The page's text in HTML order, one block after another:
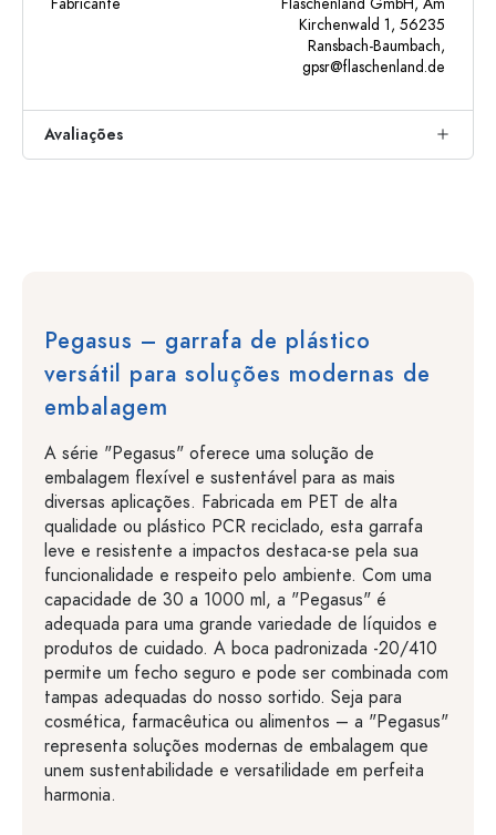
Kirchenwald 1, 56235
Ransbach-Baumbach,
gpsr@flaschenland.de
Avaliações
Pegasus – garrafa de plástico
versátil para soluções modernas de
embalagem
A série "Pegasus" oferece uma solução de
embalagem flexível e sustentável para as mais
diversas aplicações. Fabricada em PET de alta
qualidade ou plástico PCR reciclado, esta garrafa
leve e resistente a impactos destaca-se pela sua
funcionalidade e respeito pelo ambiente. Com uma
capacidade de 30 a 1000 ml, a "Pegasus" é
adequada para uma grande variedade de líquidos e
produtos de cuidado. A boca padronizada -20/410
permite um fecho seguro e pode ser combinada com
tampas adequadas do nosso sortido. Seja para
cosmética, farmacêutica ou alimentos – a "Pegasus"
representa soluções modernas de embalagem que
unem sustentabilidade e versatilidade em perfeita
harmonia.